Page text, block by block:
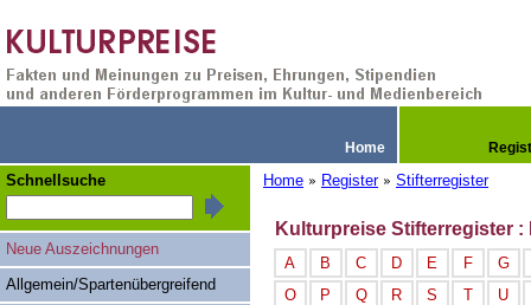
Home
Home » Register » Stifterregister
Kulturpreise Stifterregister :
A B C D E F
G
O
P Q R S T U
Schnellsuche
Neue Auszeichnungen
Allgemein/Spartenübergreifend